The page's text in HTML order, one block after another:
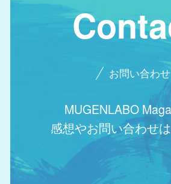
お問い合わせ
MUGENLABO
感想やお問い合わせは